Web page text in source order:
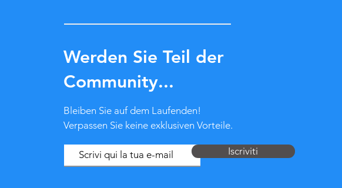
Werden Sie Teil der
Community...
Bleiben Sie auf dem Laufenden!
Verpassen Sie keine exklusiven Vorteile.
Iscriviti